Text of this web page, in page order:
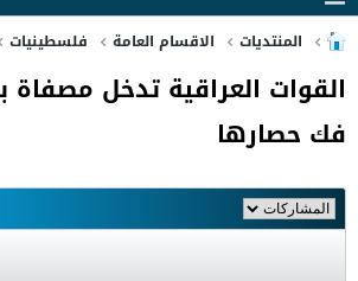
المنتديات الاقسام العامة فلسطينيات
القوات العراقية تدخل مصفاة
فك حصارها